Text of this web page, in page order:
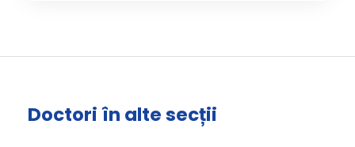
Doctori în alte secții